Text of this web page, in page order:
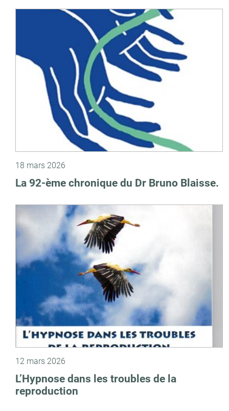
18 mars 2026
La 92-ème chronique du Dr Bruno Blaisse.
12 mars 2026
L’Hypnose dans les troubles de la
reproduction